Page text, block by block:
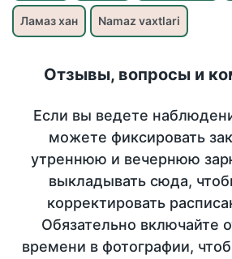
Ламаз хан Namaz vaxtlari
Отзывы, вопросы и
Если вы ведете
можете фиксировать
утреннюю и вечернюю
выкладывать сюда,
корректировать
Обязательно включайте
времени в фотографии,